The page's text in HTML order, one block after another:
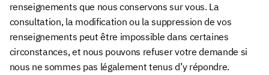
renseignements que nous conservons sur vous. La
consultation, la modification ou la suppression de vos
renseignements peut être impossible dans certaines
circonstances, et nous pouvons refuser votre demande si
nous ne sommes pas légalement tenus d’y répondre.